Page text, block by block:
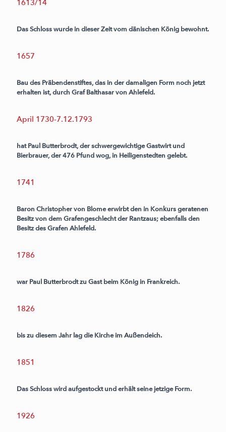
1613/14
Das Schloss wurde in dieser Zeit vom dänischen König bewohnt.
1657
Bau des Präbendenstiftes, das in der damaligen Form noch jetzt
erhalten ist, durch Graf Balthasar von Ahlefeld.
April 1730-7.12.1793
hat Paul Butterbrodt, der schwergewichtige Gastwirt und
Bierbrauer, der 476 Pfund wog, in Heiligenstedten gelebt.
1741
Baron Christopher von Blome erwirbt den in Konkurs geratenen
Besitz von dem Grafengeschlecht der Rantzaus; ebenfalls den
Besitz des Grafen Ahlefeld.
1786
war Paul Butterbrodt zu Gast beim König in Frankreich.
1826
bis zu diesem Jahr lag die Kirche im Außendeich.
1851
Das Schloss wird aufgestockt und erhält seine jetzige Form.
1926